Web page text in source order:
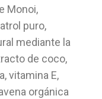
Monoi,
puro,
mediante la
de coco,
vitamina E,
orgánica